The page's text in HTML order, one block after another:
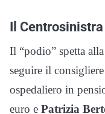
Il
Il “podio” spetta
seguire il consigliere
ospedaliero in
euro e Patrizia